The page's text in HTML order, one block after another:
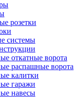
розетки
системы
откатные ворота
распашные ворота
калитки
гаражи
навесы